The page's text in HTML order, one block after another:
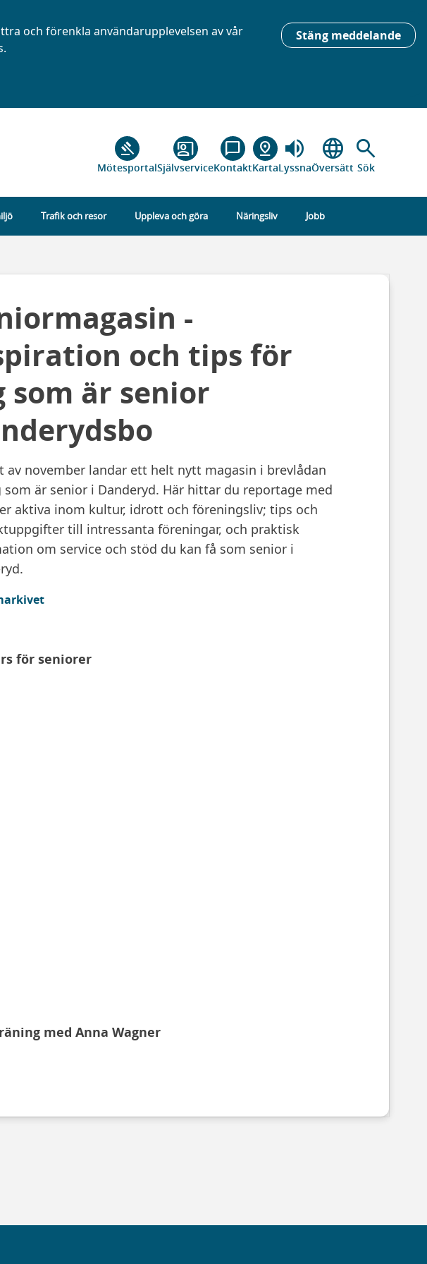
Stäng meddelande
och förenkla användarupplevelsen av vår
gavel
Mötesportal
co_present
Självservice
chat_bubble_outline
Kontakt
pin_drop
Karta
volume_up
Lyssna
language
Översätt
search
Sök
Trafik och resor Uppleva och göra Näringsliv Jobb
-
och tips för
som är senior
av november landar ett helt nytt magasin i brevlådan
som är senior i Danderyd. Här hittar du reportage med
aktiva inom kultur, idrott och föreningsliv; tips och
till intressanta föreningar, och praktisk
om service och stöd du kan få som senior i
för seniorer
med Anna Wagner